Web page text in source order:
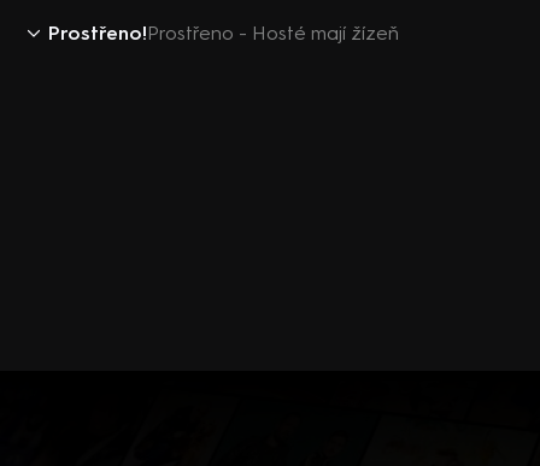
Prostřeno!Prostřeno - Hosté mají žízeň